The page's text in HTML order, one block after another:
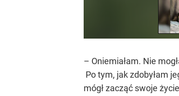
– Oniemiałam. Nie
Po tym, jak zdobyłam
mógł zacząć swoje